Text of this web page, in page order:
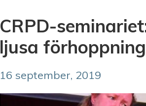
CRPD-
ljusa
16 september, 2019